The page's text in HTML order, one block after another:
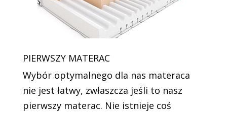
PIERWSZY MATERAC
Wybór optymalnego dla nas materaca
nie jest łatwy, zwłaszcza jeśli to nasz
pierwszy materac. Nie istnieje coś